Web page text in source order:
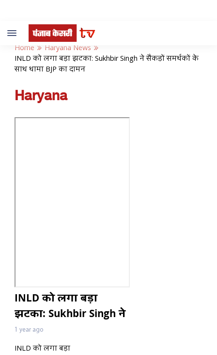
Toggle
navigation
Home
Haryana News
INLD को लगा बड़ा झटका: Sukhbir Singh ने सैकड़ों समर्थकों के
साथ थामा BJP का दामन
Haryana
INLD को लगा बड़ा
झटका: Sukhbir Singh ने
सैकड़ों समर्थकों के साथ
थामा BJP का दामन
1 year ago
INLD को लगा बड़ा